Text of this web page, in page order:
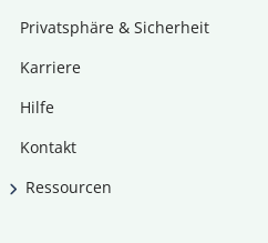
Privatsphäre & Sicherheit
Karriere
Hilfe
Kontakt
Ressourcen